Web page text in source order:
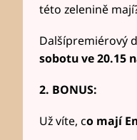
této zelenině
Dalšípremiérový
sobotu ve 20.15
2. BONUS:
Už víte, co mají